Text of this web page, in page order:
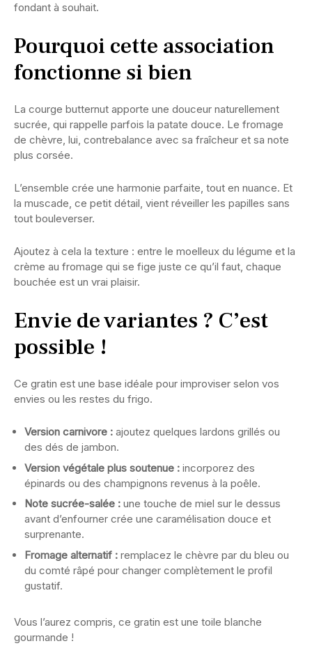
fondant à souhait.
Pourquoi cette association
fonctionne si bien
La courge butternut apporte une douceur naturellement
sucrée, qui rappelle parfois la patate douce. Le fromage
de chèvre, lui, contrebalance avec sa fraîcheur et sa note
plus corsée.
L’ensemble crée une harmonie parfaite, tout en nuance. Et
la muscade, ce petit détail, vient réveiller les papilles sans
tout bouleverser.
Ajoutez à cela la texture : entre le moelleux du légume et la
crème au fromage qui se fige juste ce qu’il faut, chaque
bouchée est un vrai plaisir.
Envie de variantes ? C’est
possible !
Ce gratin est une base idéale pour improviser selon vos
envies ou les restes du frigo.
Version carnivore : ajoutez quelques lardons grillés ou
des dés de jambon.
Version végétale plus soutenue : incorporez des
épinards ou des champignons revenus à la poêle.
Note sucrée-salée : une touche de miel sur le dessus
avant d’enfourner crée une caramélisation douce et
surprenante.
Fromage alternatif : remplacez le chèvre par du bleu ou
du comté râpé pour changer complètement le profil
gustatif.
Vous l’aurez compris, ce gratin est une toile blanche
gourmande !